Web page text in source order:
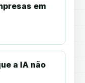
em
a IA não